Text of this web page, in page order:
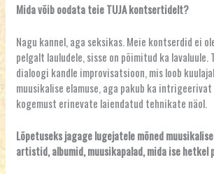
Mida võib oodata teie TUJA kontsertidelt?
Nagu kannel, aga seksikas. Meie kontserdid ei
pelgalt lauludele, sisse on põimitud ka lavaluule.
dialoogi kandle improvisatsioon, mis loob
muusikalise elamuse, aga pakub ka
kogemust erinevate laiendatud tehnikate näol.
Lõpetuseks jagage lugejatele mõned
artistid, albumid, muusikapalad, mida ise hetkel